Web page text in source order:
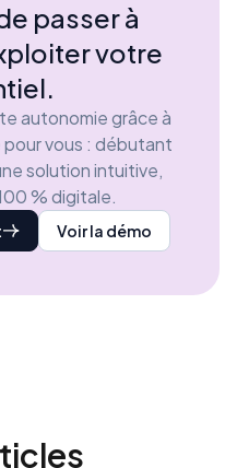
passer à
votre
autonomie grâce à
vous : débutant
solution intuitive,
% digitale.
Voir la démo